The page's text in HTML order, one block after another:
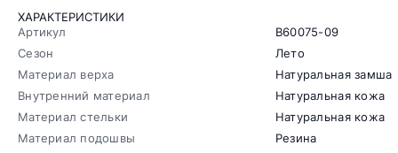
ХАРАКТЕРИСТИКИ
Артикул
B60075-09
Сезон
Лето
Материал верха
Натуральная замша
Внутренний материал
Натуральная кожа
Материал стельки
Натуральная кожа
Материал подошвы
Резина